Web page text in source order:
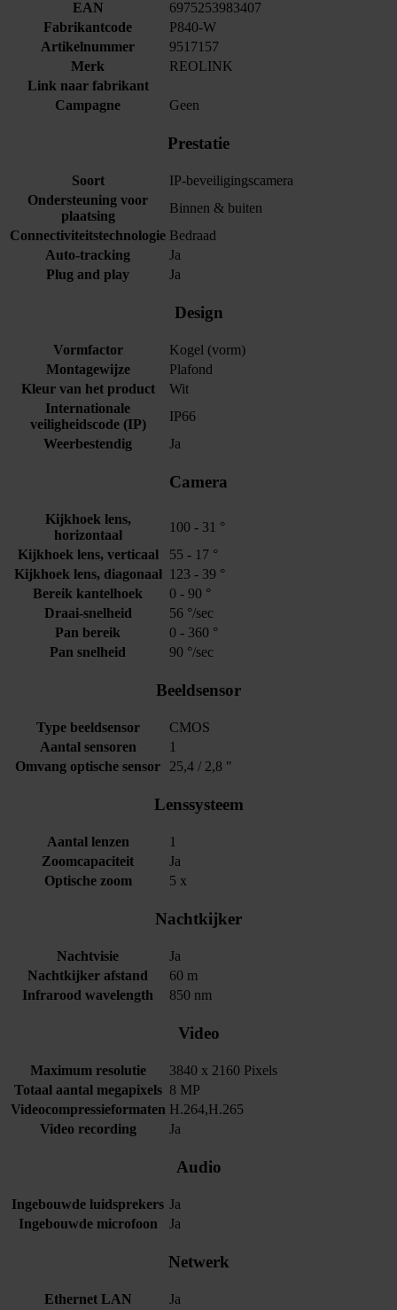
EAN
6975253983407
Fabrikantcode
P840-W
Artikelnummer
9517157
Merk
REOLINK
Link naar fabrikant
Campagne
Geen
Prestatie
Soort
IP-beveiligingscamera
Ondersteuning voor
plaatsing
Binnen & buiten
Connectiviteitstechnologie Bedraad
Auto-tracking
Ja
Plug and play
Ja
Design
Vormfactor
Kogel (vorm)
Montagewijze
Plafond
Kleur van het product
Wit
Internationale
veiligheidscode (IP)
IP66
Weerbestendig
Ja
Camera
Kijkhoek lens,
horizontaal
100 - 31 °
Kijkhoek lens, verticaal
55 - 17 °
Kijkhoek lens, diagonaal
123 - 39 °
Bereik kantelhoek
0 - 90 °
Draai-snelheid
56 °/sec
Pan bereik
0 - 360 °
Pan snelheid
90 °/sec
Beeldsensor
Type beeldsensor
CMOS
Aantal sensoren
1
Omvang optische sensor
25,4 / 2,8 "
Lenssysteem
Aantal lenzen
1
Zoomcapaciteit
Ja
Optische zoom
5 x
Nachtkijker
Nachtvisie
Ja
Nachtkijker afstand
60 m
Infrarood wavelength
850 nm
Video
Maximum resolutie
3840 x 2160 Pixels
Totaal aantal megapixels 8 MP
Videocompressieformaten H.264,H.265
Video recording
Ja
Audio
Ingebouwde luidsprekers Ja
Ingebouwde microfoon
Ja
Netwerk
Ethernet LAN
Ja